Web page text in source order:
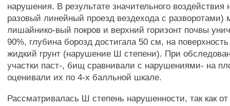
нарушения. В результате значительного воздействия
разовый линейный проезд вездехода с разворотами)
лишайнико-вый покров и верхний горизонт почвы
90%, глубина борозд достигала 50 см, на
жидкий грунт (нарушение Ш степени). При
участки паст-, бищ сравнивали с нарушениями- на
оценивали их по 4-х балльной шкале.
Рассматривалась Ш степень нарушенности, так как